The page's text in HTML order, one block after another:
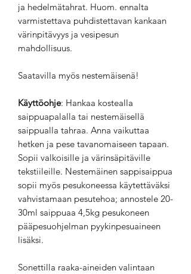
ja hedelmätahrat. Huom. ennalta
varmistettava puhdistettavan kankaan
värinpitävyys ja vesipesun
mahdollisuus.
Saatavilla myös nestemäisenä!
Käyttöohje: Hankaa kostealla
saippuapalalla tai nestemäisellä
saippualla tahraa. Anna vaikuttaa
hetken ja pese tavanomaiseen tapaan.
Sopii valkoisille ja värinsäpitäville
tekstiileille. Nestemäinen sappisaippua
sopii myös pesukoneessa käytettäväksi
vahvistamaan pesutehoa; annostele 20-
30ml saippuaa 4,5kg pesukoneen
pääpesuohjelman pyykinpesuaineen
lisäksi.
Sonettilla raaka-aineiden valintaan